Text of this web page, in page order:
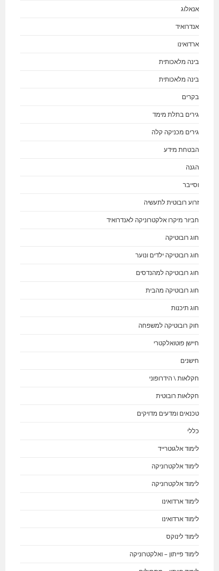
אנאלוג
אנדרואיד
ארדואינו
בינה מלאכותית
בינה מלאכותית
בקרים
גירים בתלת מימד
גירים מכניקה קלה
הבטחת מידע
הגנה
וסייבר
זרוע רובוטית לתעשיה
חביור מיקרו אלקטרוניקה לאנדרואיד
חוג רובוטיקה
חוג רובוטיקה ילדים ונוער
חוג רובוטיקה למהנדסים
חוג רובוטיקה מהבית
חוג תיכנות
חוק רובוטיקה למשפחה
חיישן פוטואלקטרי
חישנים
חקלאות \ הידרופוני
חקלאות רובוטית
טכנאים ומדעים מדויקים
כללי
לימוד אלגוטרייד
לימוד אלקטרוניקה
לימוד אלקטרוניקה
לימוד ארדואינו
לימוד ארדואינו
לימוד לינוקס
לימוד פייתון – ואלקטרוניקה